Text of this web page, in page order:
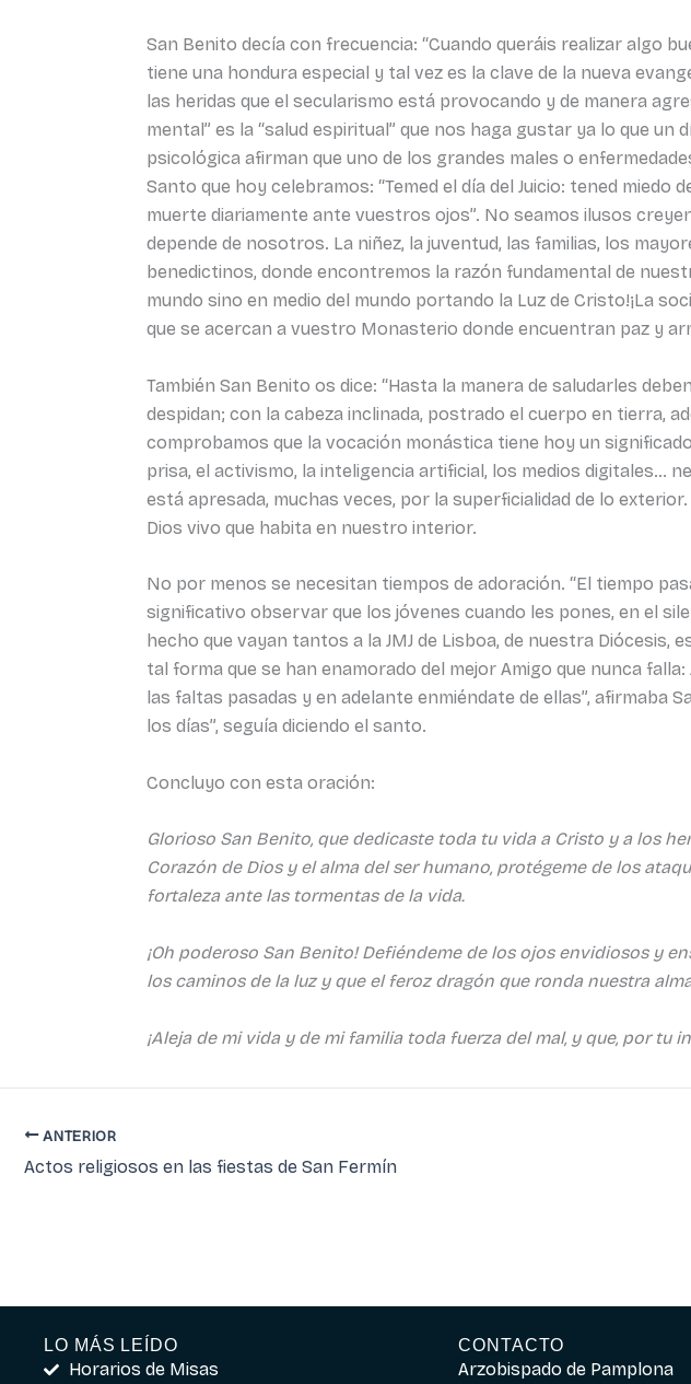
San Benito decía con frecuencia: “Cuando queráis realizar algo
tiene una hondura especial y tal vez es la clave de la nueva
las heridas que el secularismo está provocando y de manera
mental” es la “salud espiritual” que nos haga gustar ya lo que
psicológica afirman que uno de los grandes males o
Santo que hoy celebramos: “Temed el día del Juicio: tened
muerte diariamente ante vuestros ojos”. No seamos ilusos
depende de nosotros. La niñez, la juventud, las familias, los
benedictinos, donde encontremos la razón fundamental de
mundo sino en medio del mundo portando la Luz de Cristo!¡La
que se acercan a vuestro Monasterio donde encuentran paz y
También San Benito os dice: “Hasta la manera de saludarles
despidan; con la cabeza inclinada, postrado el cuerpo en tierra,
comprobamos que la vocación monástica tiene hoy un
prisa, el activismo, la inteligencia artificial, los medios digitales…
está apresada, muchas veces, por la superficialidad de lo
Dios vivo que habita en nuestro interior.
No por menos se necesitan tiempos de adoración. “El tiempo
significativo observar que los jóvenes cuando les pones, en el
hecho que vayan tantos a la JMJ de Lisboa, de nuestra
tal forma que se han enamorado del mejor Amigo que nunca
las faltas pasadas y en adelante enmiéndate de ellas”, afirmaba
los días”, seguía diciendo el santo.
Concluyo con esta oración:
Glorioso San Benito, que dedicaste toda tu vida a Cristo y a los
Corazón de Dios y el alma del ser humano, protégeme de los
fortaleza ante las tormentas de la vida.
¡Oh poderoso San Benito! Defiéndeme de los ojos envidiosos y
los caminos de la luz y que el feroz dragón que ronda nuestra
¡Aleja de mi vida y de mi familia toda fuerza del mal, y que, por
ANTERIOR
Actos religiosos en las fiestas de San Fermín
LO MÁS LEÍDO
Horarios de Misas
CONTACTO
Arzobispado de Pamplona